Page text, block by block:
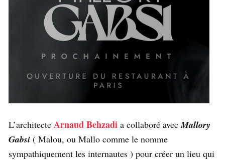
L’architecte Arnaud Behzadi a collaboré avecMallory
Gabsi ( Malou, ou Mallo comme le nomme
sympathiquement les internautes ) pour créer un lieu qui